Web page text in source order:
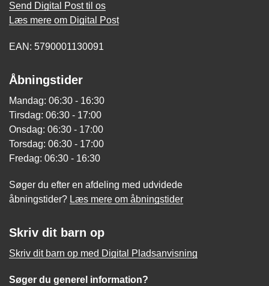
Send Digital Post til os
Læs mere om Digital Post
EAN: 5790001130091
Åbningstider
Mandag: 06:30 - 16:30
Tirsdag: 06:30 - 17:00
Onsdag: 06:30 - 17:00
Torsdag: 06:30 - 17:00
Fredag: 06:30 - 16:30
Søger du efter en afdeling med udvidede
åbningstider? Læs mere om åbningstider
Skriv dit barn op
Skriv dit barn op med Digital Pladsanvisning
Søger du generel information?